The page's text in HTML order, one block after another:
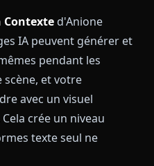
Contexte d'Anione
IA peuvent générer et
pendant les
scène, et votre
avec un visuel
crée un niveau
texte seul ne